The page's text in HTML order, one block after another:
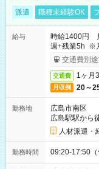
派遣 職種未経験OK
給与
時給1400円
週+残業5h ※
受取りサービ
交通費別
交通費 1ヶ月
月収例 20～
勤務地
広島市南区
広島駅駅から
人材派遣・
勤務時間 09:20-17:50（